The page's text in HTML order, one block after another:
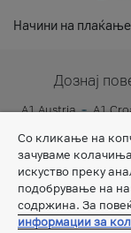
Начини на плаќање
Дознај
A1 Austria A1
Со кликање на
зачуваме
искуство преку
подобрување на
содржина. За
информации за